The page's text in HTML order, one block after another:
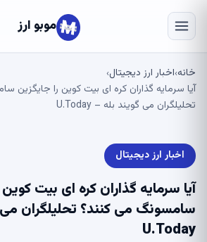
موبو ارز
خانه›اخبار ارز دیجیتال›
آیا سرمایه گذاران کره ای بیت کوین را جایگزین
تحلیلگران می گویند بله – U.Today
اخبار ارز دیجیتال
آیا سرمایه گذاران کره ای بیت
سامسونگ می کنند؟ تحلیلگران
U.Today